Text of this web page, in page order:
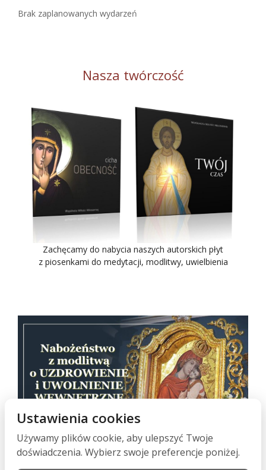
Brak zaplanowanych wydarzeń
Nasza twórczość
Zachęcamy do nabycia naszych autorskich płyt
z piosenkami do medytacji, modlitwy, uwielbienia
Nabożeństwo z modlitwą o uzdrowienie i uwolnienie,
Ustawienia cookies
Używamy plików cookie, aby ulepszyć Twoje
doświadczenia. Wybierz swoje preferencje poniżej.